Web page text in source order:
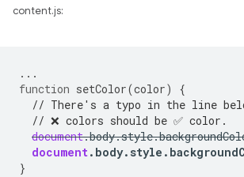
content.js:
...
function setColor(color)
{
// There's a typo in the line
// ❌ colors should be ✅ color.
document.body.style.
document. body. style .
}